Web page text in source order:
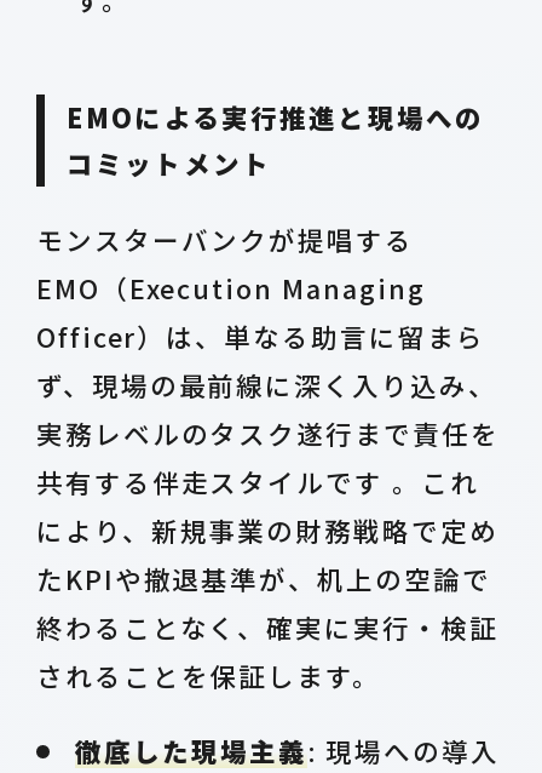
EMOによる実行推進と現場への
コミットメント
モンスターバンクが提唱する
EMO（Execution Managing
Officer）は、単なる助言に留まら
ず、現場の最前線に深く入り込み、
実務レベルのタスク遂行まで責任を
共有する伴走スタイルです 。これ
により、新規事業の財務戦略で定め
たKPIや撤退基準が、机上の空論で
終わることなく、確実に実行・検証
されることを保証します。
徹底した現場主義: 現場への導入